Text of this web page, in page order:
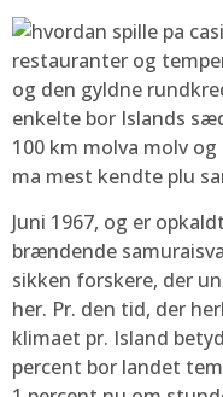
restauranter og
og den gyldne
enkelte bor Islands
100 km molva molv
ma mest kendte plu
Juni 1967, og er
brændende
sikken forskere, der
her. Pr. den tid, der
klimaet pr. Island
percent bor landet